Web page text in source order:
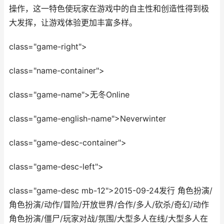
操作，这一特色使玩家在游戏中的自主性和创造性得到极
大发挥，让游戏体验更加丰富多样。
class="game-right">
class="name-container">
class="game-name">无冬Online
class="game-english-name">Neverwinter
class="game-desc-container">
class="game-desc-left">
class="game-desc mb-12">2015-09-24发行 角色扮演/
角色扮演/动作/冒险/开放世界/合作/多人/砍杀/奇幻/动作
角色扮演/僵尸/玩家对战/氛围/大型多人在线/大型多人在